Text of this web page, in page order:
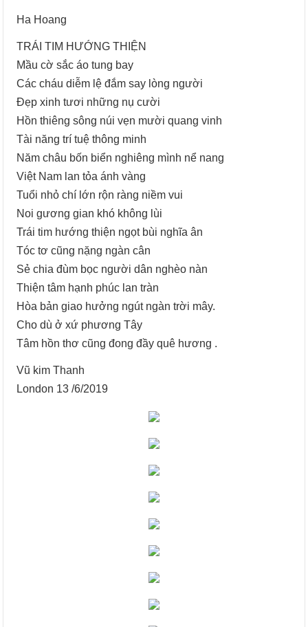
Ha Hoang
TRÁI TIM HƯỚNG THIỆN
Mầu cờ sắc áo tung bay
Các cháu diễm lệ đắm say lòng người
Đẹp xinh tươi những nụ cười
Hồn thiêng sông núi vẹn mười quang vinh
Tài năng trí tuệ thông minh
Năm châu bốn biển nghiêng mình nể nang
Việt Nam lan tỏa ánh vàng
Tuổi nhỏ chí lớn rộn ràng niềm vui
Noi gương gian khó không lùi
Trái tim hướng thiện ngọt bùi nghĩa ân
Tóc tơ cũng nặng ngàn cân
Sẻ chia đùm bọc người dân nghèo nàn
Thiện tâm hạnh phúc lan tràn
Hòa bản giao hưởng ngút ngàn trời mây.
Cho dù ở xứ phương Tây
Tâm hồn thơ cũng đong đầy quê hương .
Vũ kim Thanh
London 13 /6/2019